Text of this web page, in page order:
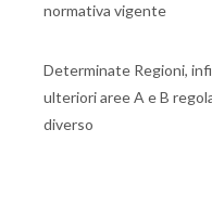
normativa vigente
Determinate Regioni,
ulteriori aree A e B
diverso